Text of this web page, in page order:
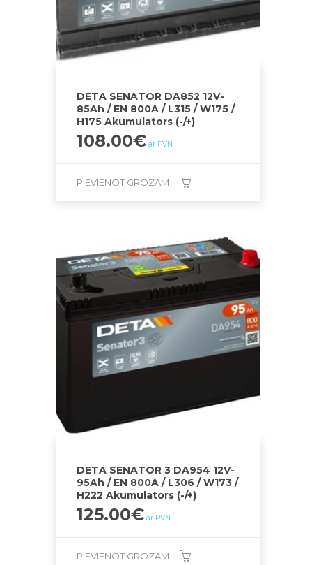
DETA SENATOR DA852 12V-
85Ah / EN 800A / L315 / W175 /
H175 Akumulators (-/+)
108.00€ ar PVN
PIEVIENOT GROZAM
DETA SENATOR 3 DA954 12V-
95Ah / EN 800A / L306 / W173 /
H222 Akumulators (-/+)
125.00€ ar PVN
PIEVIENOT GROZAM